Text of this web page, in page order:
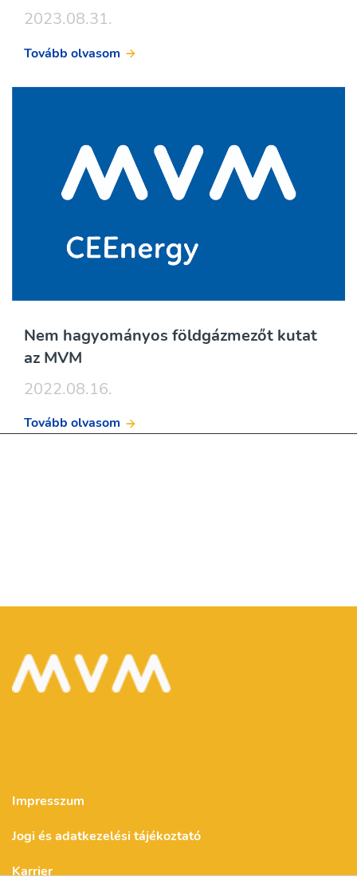
2023.08.31.
Tovább olvasom
Nem hagyományos földgázmezőt kutat
az MVM
2022.08.16.
Tovább olvasom
Impresszum
Jogi és adatkezelési tájékoztató
Karrier